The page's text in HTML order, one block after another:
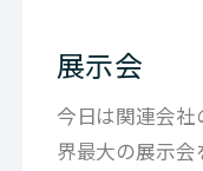
展示会
今日は関連会
界最大の展示